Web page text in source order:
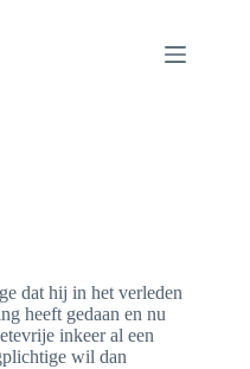
dat hij in het verleden
heeft gedaan en nu
inkeer al een
wil dan